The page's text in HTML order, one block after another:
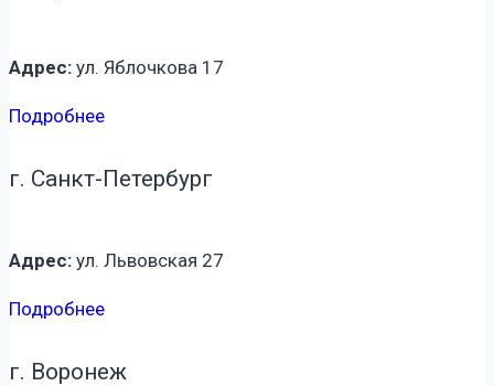
Адрес: ул. Яблочкова 17
Подробнее
г. Санкт-Петербург
Адрес: ул. Львовская 27
Подробнее
г. Воронеж